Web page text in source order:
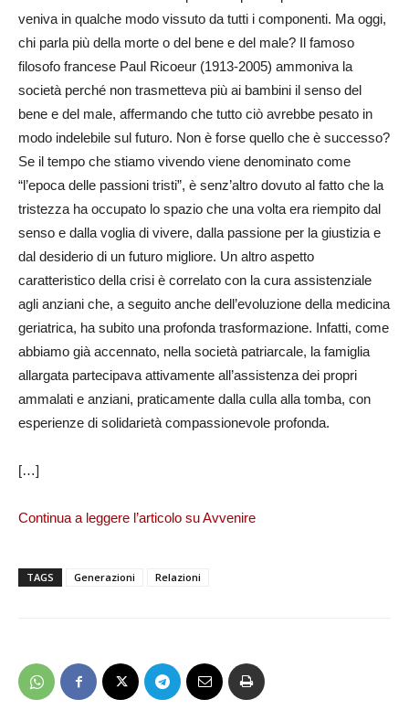
veniva in qualche modo vissuto da tutti i componenti. Ma oggi,
chi parla più della morte o del bene e del male? Il famoso
filosofo francese Paul Ricoeur (1913-2005) ammoniva la
società perché non trasmetteva più ai bambini il senso del
bene e del male, affermando che tutto ciò avrebbe pesato in
modo indelebile sul futuro. Non è forse quello che è successo?
Se il tempo che stiamo vivendo viene denominato come
“l’epoca delle passioni tristi”, è senz’altro dovuto al fatto che la
tristezza ha occupato lo spazio che una volta era riempito dal
senso e dalla voglia di vivere, dalla passione per la giustizia e
dal desiderio di un futuro migliore. Un altro aspetto
caratteristico della crisi è correlato con la cura assistenziale
agli anziani che, a seguito anche dell’evoluzione della medicina
geriatrica, ha subito una profonda trasformazione. Infatti, come
abbiamo già accennato, nella società patriarcale, la famiglia
allargata partecipava attivamente all’assistenza dei propri
ammalati e anziani, praticamente dalla culla alla tomba, con
esperienze di solidarietà compassionevole profonda.
[…]
Continua a leggere l’articolo su Avvenire
TAGS Generazioni Relazioni